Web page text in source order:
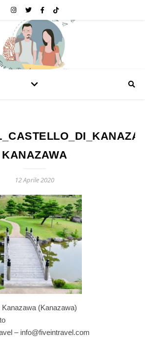
KANAZAWA
12 Aprile 2020
(Kanazawa)
– info@fiveintravel.com